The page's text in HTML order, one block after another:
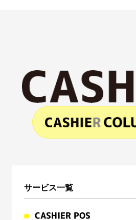
サービス一覧
CASHIER POS